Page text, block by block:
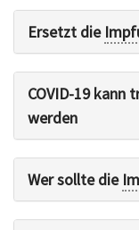
Ersetzt die
COVID-19 kann
werden
Wer sollte die